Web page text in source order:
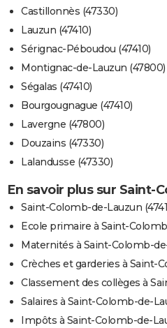
Castillonnès (47330)
Lauzun (47410)
Sérignac-Péboudou (47410)
Montignac-de-Lauzun (47800)
Ségalas (47410)
Bourgougnague (47410)
Lavergne (47800)
Douzains (47330)
Lalandusse (47330)
En savoir plus sur Saint-
Saint-Colomb-de-Lauzun
Ecole primaire à Saint-
Maternités à Saint-Colomb-
Crèches et garderies à Saint-
Classement des collèges à
Salaires à Saint-Colomb-de-
Impôts à Saint-Colomb-de-